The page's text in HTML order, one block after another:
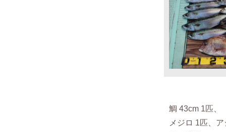
鯛 43cm 1匹、
メジロ 1匹、